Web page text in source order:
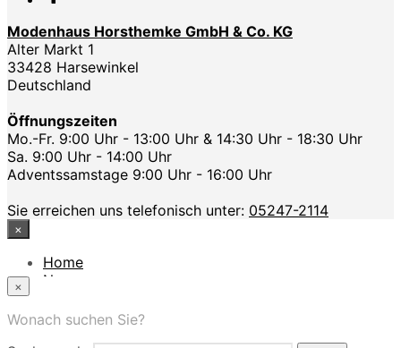
Modenhaus Horsthemke GmbH & Co. KG
Alter Markt 1
33428 Harsewinkel
Deutschland
Öffnungszeiten
Mo.-Fr. 9:00 Uhr - 13:00 Uhr & 14:30 Uhr - 18:30 Uhr
Sa. 9:00 Uhr - 14:00 Uhr
Adventssamstage 9:00 Uhr - 16:00 Uhr
Sie erreichen uns telefonisch unter: 05247-2114
×
Home
News
App
×
Wonach suchen Sie?